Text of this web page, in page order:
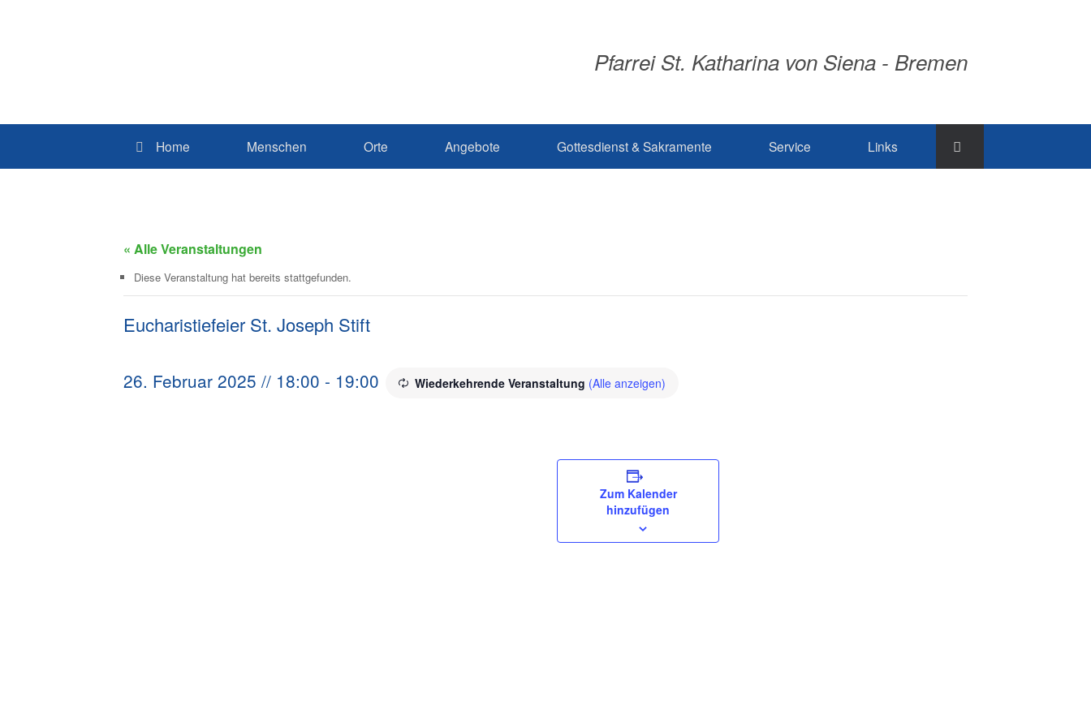
Pfarrei St. Katharina von Siena - Bremen
Home Menschen Orte Angebote Gottesdienst & Sakramente Service Links
« Alle Veranstaltungen
Diese Veranstaltung hat bereits stattgefunden.
Eucharistiefeier St. Joseph Stift
26. Februar 2025 // 18:00 - 19:00 Wiederkehrende Veranstaltung (Alle anzeigen)
Zum Kalender
hinzufügen